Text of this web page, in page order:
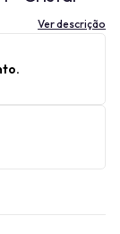
Ver descrição